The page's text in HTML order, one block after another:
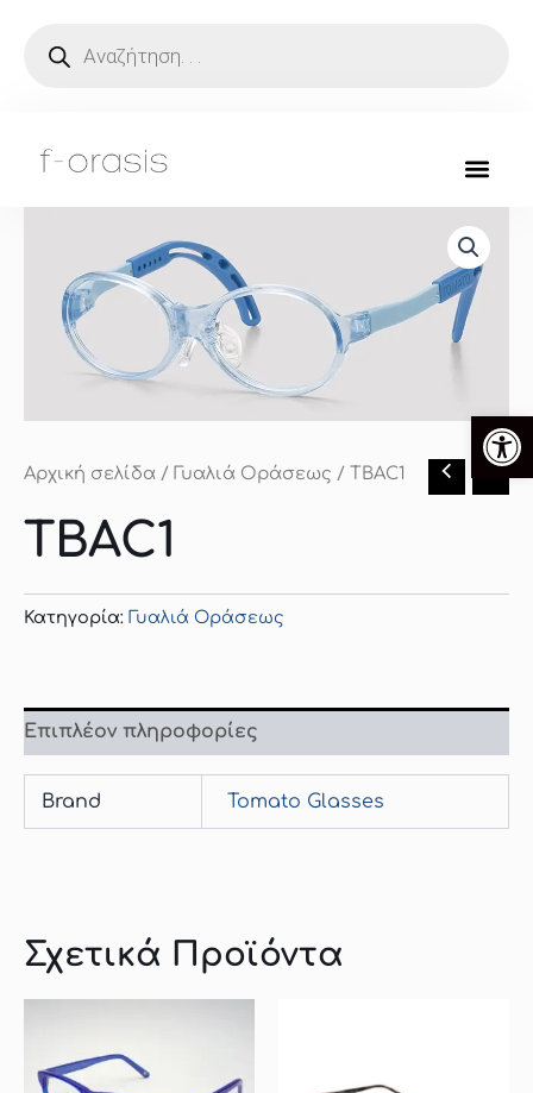
περιεχόμενο
Αρχική σελίδα / Γυαλιά Οράσεως / TBAC1
TBAC1
Κατηγορία: Γυαλιά Οράσεως
Επιπλέον πληροφορίες
Brand Tomato Glasses
Σχετικά Προϊόντα